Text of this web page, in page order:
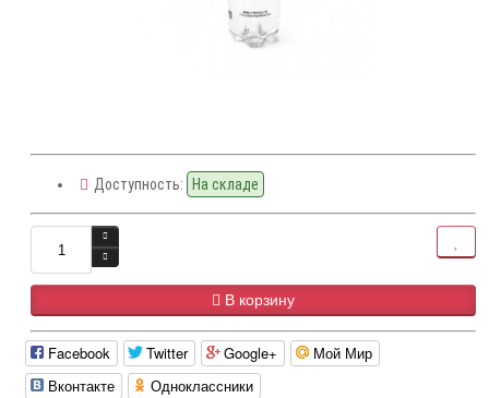
Доступность: На складе
В корзину
Facebook Twitter Google+
Мой Мир
Вконтакте
Одноклассники